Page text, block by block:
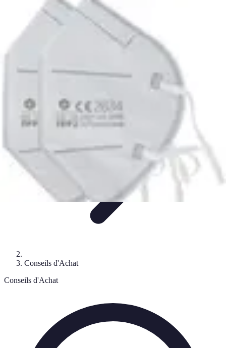
Pièces Agricoles
Choix de piècesBudget et ÉconomieTendances
d'Achat Comparatifs
Conseils d'Achat
Conseils d'Achat